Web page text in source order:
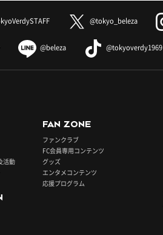
@tokyo_beleza
@beleza @tokyoverdy1969
活動
FAN ZONE
ファンクラブ
FC会員専用コンテンツ
グッズ
エンタメコンテンツ
応援プログラム